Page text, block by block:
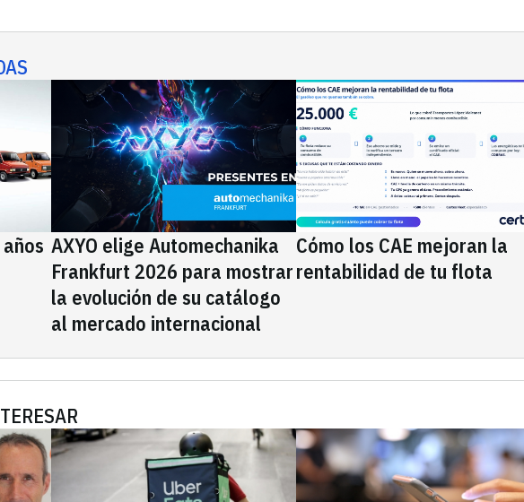
AXYO elige Automechanika
Frankfurt 2026 para mostrar
la evolución de su catálogo
al mercado internacional
Cómo los CAE mejoran la
rentabilidad de tu flota